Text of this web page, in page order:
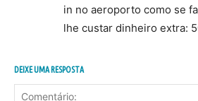
in no aeroporto como se
lhe custar dinheiro extra:
DEIXE UMA RESPOSTA